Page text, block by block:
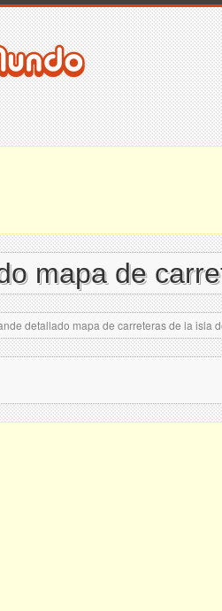
mapa de
detallado mapa de carreteras de la isla